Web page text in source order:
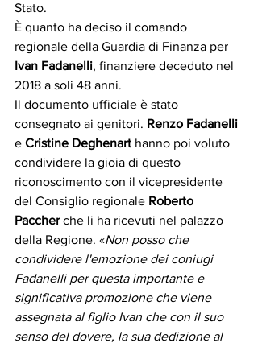
Stato.
È quanto ha deciso il comando
regionale della Guardia di Finanza per
Ivan Fadanelli, finanziere deceduto nel
2018 a soli 48 anni.
Il documento ufficiale è stato
consegnato ai genitori. Renzo Fadanelli
e Cristine Deghenart hanno poi voluto
condividere la gioia di questo
riconoscimento con il vicepresidente
del Consiglio regionale Roberto
Paccher che li ha ricevuti nel palazzo
della Regione. «Non posso che
condividere l'emozione dei coniugi
Fadanelli per questa importante e
significativa promozione che viene
assegnata al figlio Ivan che con il suo
senso del dovere, la sua dedizione al